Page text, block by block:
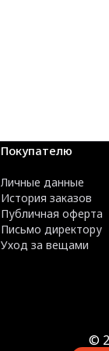
Покупателю
Личные данные
История заказов
Публичная оферта
Письмо директору
Уход за вещами
©